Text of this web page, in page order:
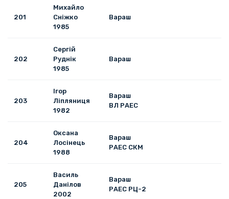
201
Михайло
Сніжко
1985
Вараш
202
Сергій
Руднік
1985
Вараш
203
Ігор
Ліпляниця
1982
Вараш
ВЛ РАЕС
204
Оксана
Лосінець
1988
Вараш
РАЕС СКМ
205
Василь
Данілов
2002
Вараш
РАЕС РЦ-2